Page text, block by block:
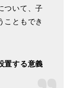
ついて、子
こともでき
置する意義